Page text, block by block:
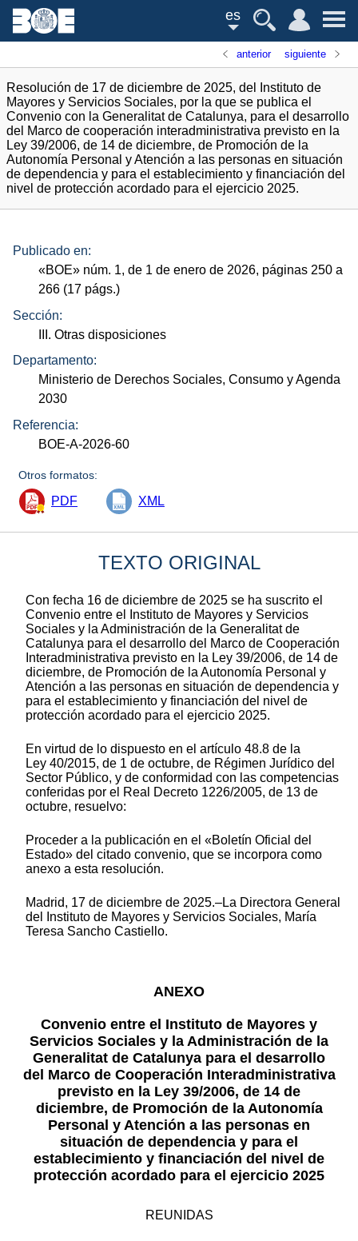
es
anterior siguiente
Resolución de 17 de diciembre de 2025, del Instituto de
Mayores y Servicios Sociales, por la que se publica el
Convenio con la Generalitat de Catalunya, para el desarrollo
del Marco de cooperación interadministrativa previsto en la
Ley 39/2006, de 14 de diciembre, de Promoción de la
Autonomía Personal y Atención a las personas en situación
de dependencia y para el establecimiento y financiación del
nivel de protección acordado para el ejercicio 2025.
Publicado en:
«BOE» núm. 1, de 1 de enero de 2026, páginas 250 a
266 (17 págs.)
Sección:
III. Otras disposiciones
Departamento:
Ministerio de Derechos Sociales, Consumo y Agenda
2030
Referencia:
BOE-A-2026-60
Otros formatos:
PDF XML
TEXTO ORIGINAL
Con fecha 16 de diciembre de 2025 se ha suscrito el
Convenio entre el Instituto de Mayores y Servicios
Sociales y la Administración de la Generalitat de
Catalunya para el desarrollo del Marco de Cooperación
Interadministrativa previsto en la Ley 39/2006, de 14 de
diciembre, de Promoción de la Autonomía Personal y
Atención a las personas en situación de dependencia y
para el establecimiento y financiación del nivel de
protección acordado para el ejercicio 2025.
En virtud de lo dispuesto en el artículo 48.8 de la
Ley 40/2015, de 1 de octubre, de Régimen Jurídico del
Sector Público, y de conformidad con las competencias
conferidas por el Real Decreto 1226/2005, de 13 de
octubre, resuelvo:
Proceder a la publicación en el «Boletín Oficial del
Estado» del citado convenio, que se incorpora como
anexo a esta resolución.
Madrid, 17 de diciembre de 2025.–La Directora General
del Instituto de Mayores y Servicios Sociales, María
Teresa Sancho Castiello.
ANEXO
Convenio entre el Instituto de Mayores y
Servicios Sociales y la Administración de la
Generalitat de Catalunya para el desarrollo
del Marco de Cooperación Interadministrativa
previsto en la Ley 39/2006, de 14 de
diciembre, de Promoción de la Autonomía
Personal y Atención a las personas en
situación de dependencia y para el
establecimiento y financiación del nivel de
protección acordado para el ejercicio 2025
REUNIDAS